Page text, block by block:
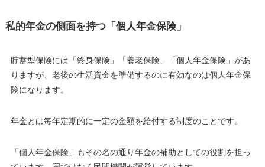
私的年金の側面を持つ「個人年金保険」
貯蓄型保険には「終身保険」「養老保険」「個人年金保険」があ
りますが、 老後の生活資金を準備するのに有効なのは個人年金保
険になります。
年金とは毎年定期的に一定の金額を給付する制度のことです。
「個人年金保険」もその名の通り年金の補助としての役割を担っ